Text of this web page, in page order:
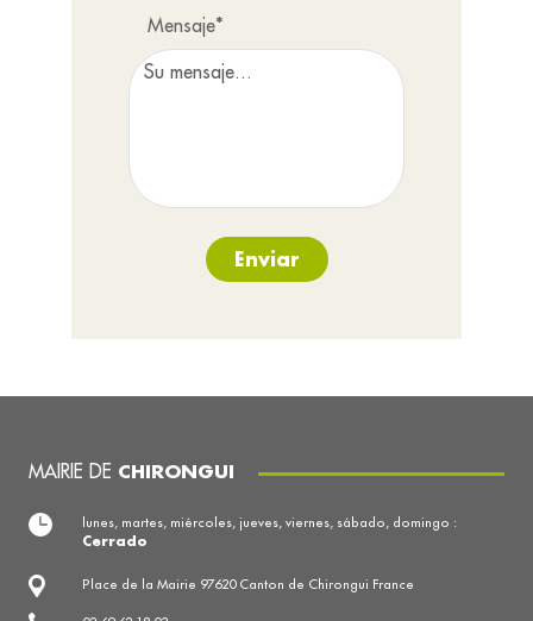
Mensaje*
Enviar
MAIRIE DE CHIRONGUI
Place de la Mairie 97620 Canton de Chirongui France
lunes, martes, miércoles, jueves, viernes, sábado, domingo :
Cerrado